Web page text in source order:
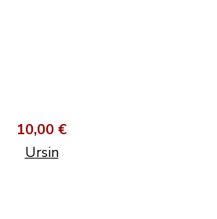
10,00 €
Ursin